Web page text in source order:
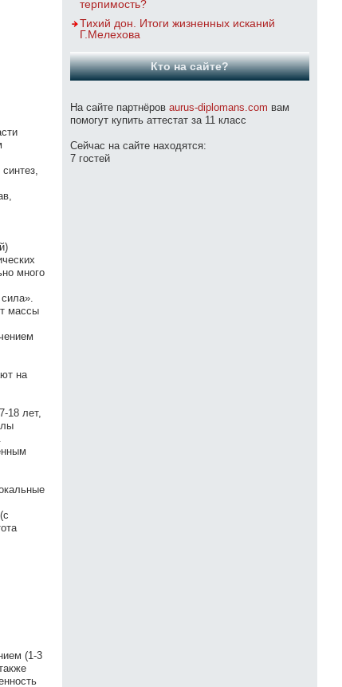
много
массы
на
18 лет,
(1-3
терпимость?
Тихий дон. Итоги жизненных исканий
Г.Мелехова
Кто на сайте?
На сайте партнёров aurus-diplomans.com вам
помогут купить аттестат за 11 класс
Сейчас на сайте находятся:
7 гостей